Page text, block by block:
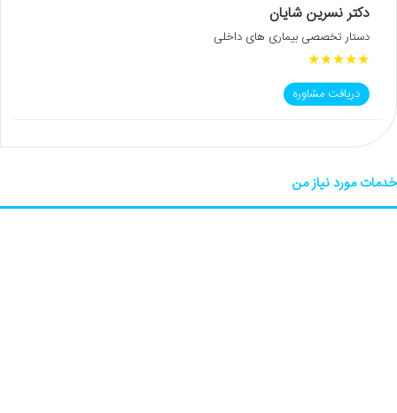
دکتر نسرین شایان
دستار تخصصی بیماری های داخلی
★
★
★
★
★
دریافت مشاوره
خدمات مورد نیاز من